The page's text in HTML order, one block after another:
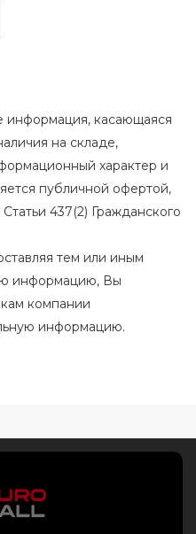
информация, касающаяся
на складе,
характер и
публичной офертой,
437(2) Гражданского
тем или иным
информацию, Вы
компании
информацию.